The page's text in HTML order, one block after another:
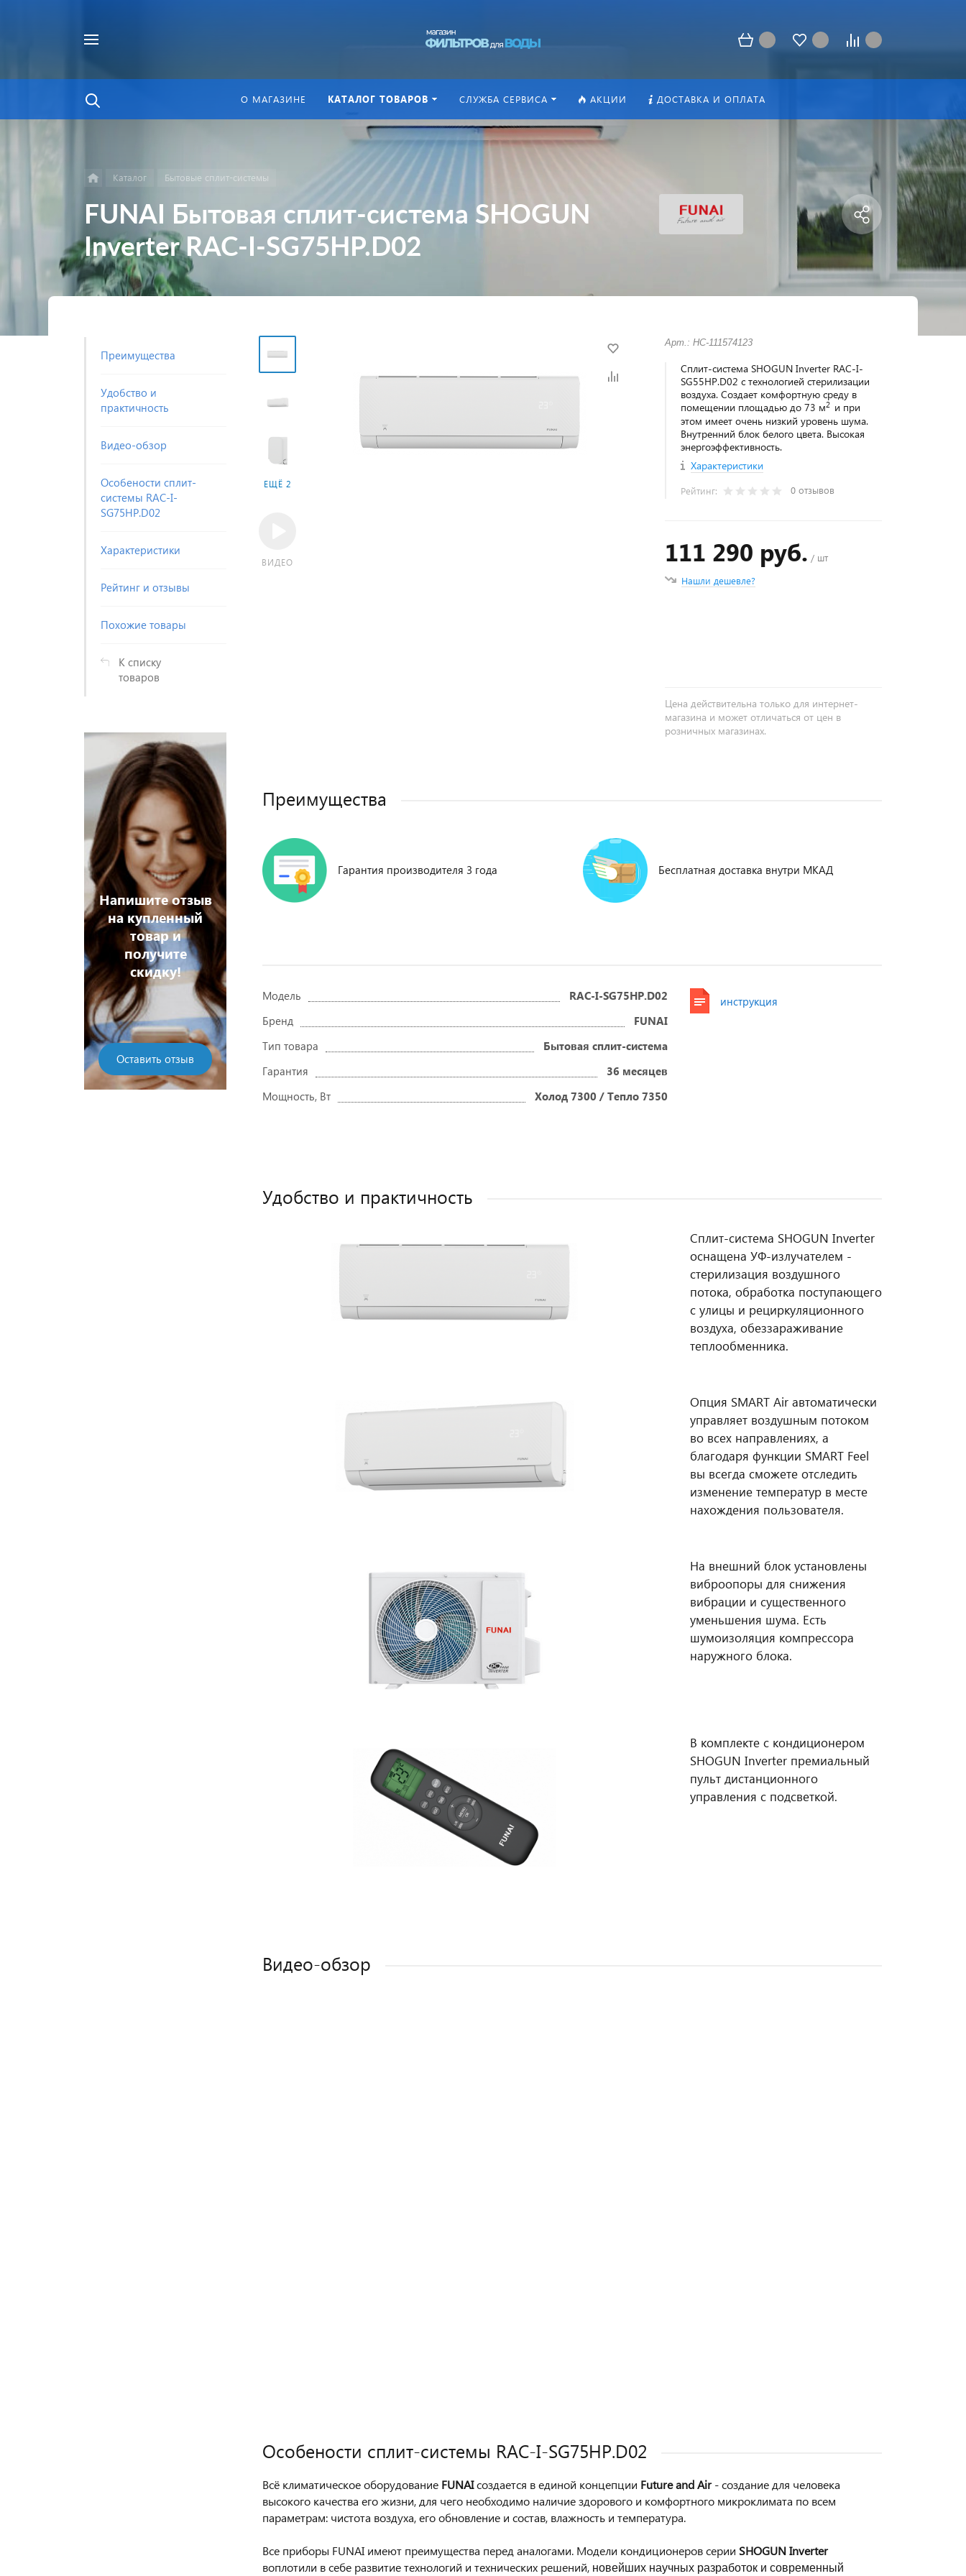
О МАГАЗИНЕ КАТАЛОГ ТОВАРОВ СЛУЖБА СЕРВИСА АКЦИИ ДОСТАВКА И ОПЛАТА
Каталог Бытовые сплит-системы
FUNAI Бытовая сплит-система SHOGUN
Inverter RAC-I-SG75HP.D02
Преимущества
Удобство и
практичность
Видео-обзор
Особености сплит-
системы RAC-I-
SG75HP.D02
Характеристики
Рейтинг и отзывы
Похожие товары
К списку
товаров
Напишите отзыв
на купленный
товар и
получите
скидку!
Оставить отзыв
ЕЩЁ 2
ВИДЕО
Арт.: НС-111574123
Cплит-система SHOGUN Inverter RAC-I-
SG55HP.D02 с технологией стерилизации
воздуха. Создает комфортную среду в
помещении площадью до 73 м2 и при
этом имеет очень низкий уровень шума.
Внутренний блок белого цвета. Высокая
энергоэффективность.
Характеристики
Рейтинг: 0 отзывов
111 290 руб. / шт
Нашли дешевле?
Цена действительна только для интернет-
магазина и может отличаться от цен в
розничных магазинах.
Преимущества
Гарантия производителя 3 года Бесплатная доставка внутри МКАД
Модель
RAC-I-SG75HP.D02
Бренд
FUNAI
Тип товара
Бытовая сплит-система
Гарантия
36 месяцев
Мощность, Вт
Холод 7300 / Тепло 7350
инструкция
Удобство и практичность
Сплит-система SHOGUN Inverter
оснащена УФ-излучателем -
стерилизация воздушного
потока, обработка поступающего
с улицы и рециркуляционного
воздуха, обеззараживание
теплообменника.
Опция SMART Air автоматически
управляет воздушным потоком
во всех направлениях, а
благодаря функции SMART Feel
вы всегда сможете отследить
изменение температур в месте
нахождения пользователя.
На внешний блок установлены
виброопоры для снижения
вибрации и существенного
уменьшения шума. Есть
шумоизоляция компрессора
наружного блока.
В комплекте с кондиционером
SHOGUN Inverter премиальный
пульт дистанционного
управления с подсветкой.
Видео-обзор
Особености сплит-системы RAC-I-SG75HP.D02
Всё климатическое оборудование FUNAIсоздается в единой концепции Future and Air- создание для человека
высокого качества его жизни, для чего необходимо наличие здорового и комфортного микроклимата по всем
параметрам: чистота воздуха, его обновление и состав, влажность и температура.
Все приборы FUNAI имеют преимущества перед аналогами. Модели кондиционеров серии SHOGUN Inverter
воплотили в себе развитие технологий и технических решений, новейших научных разработок и современный